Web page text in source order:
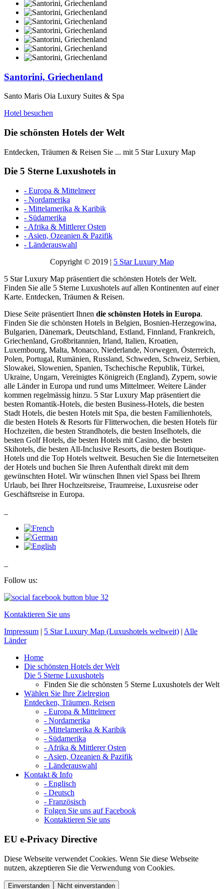
Santorini, Griechenland
Santo Maris Oia Luxury Suites & Spa
Hotel besuchen
Die schönsten Hotels der Welt
Entdecken, Träumen & Reisen Sie ... mit 5 Star Luxury Map
Die 5 Sterne Luxushotels in
- Europa & Mittelmeer
- Nordamerika
- Mittelamerika & Karibik
- Südamerika
- Afrika & Mittlerer Osten
- Asien, Ozeanien & Pazifik
- Länderauswahl
Copyright © 2019 | 5 Star Luxury Map
5 Star Luxury Map präsentiert die schönsten Hotels der Welt.
Finden Sie alle 5 Sterne Luxushotels auf allen Kontinenten auf einer
Karte. Entdecken, Träumen & Reisen.
Diese Seite präsentiert Ihnen die schönsten Hotels in Europa.
Finden Sie die schönsten Hotels in Belgien, Bosnien-Herzegowina,
Bulgarien, Dänemark, Deutschland, Estland, Finnland, Frankreich,
Griechenland, Großbritannien, Irland, Italien, Kroatien,
Luxembourg, Malta, Monaco, Niederlande, Norwegen, Österreich,
Polen, Portugal, Rumänien, Russland, Schweden, Schweiz, Serbien,
Slowakei, Slowenien, Spanien, Tschechische Republik, Türkei,
Ukraine, Ungarn, Vereinigtes Königreich (England), Zypern, sowie
alle Länder in Europa und rund ums Mittelmeer. Weitere Länder
kommen regelmässig hinzu. 5 Star Luxury Map präsentiert die
besten Romantik-Hotels, die besten Business-Hotels, die besten
Stadt Hotels, die besten Hotels mit Spa, die besten Familienhotels,
die besten Hotels & Resorts für Flitterwochen, die besten Hotels für
Hochzeiten, die besten Strandhotels, die besten Inselhotels, die
besten Golf Hotels, die besten Hotels mit Casino, die besten
Skihotels, die besten All-Inclusive Resorts, die besten Boutique-
Hotels und die Top Hotels weltweit. Besuchen Sie die Internetseiten
der Hotels und buchen Sie Ihren Aufenthalt direkt mit dem
gewünschten Hotel. Wir wünschen Ihnen viel Spass bei Ihrem
Urlaub, bei Ihrer Hochzeitsreise, Traumreise, Luxusreise oder
Geschäftsreise in Europa.
Follow us:
Kontaktieren Sie uns
Impressum | 5 Star Luxury Map (Luxushotels weltweit) | Alle
Länder
Home
Die schönsten Hotels der Welt
Die 5 Sterne Luxushotels
Finden Sie die schönsten 5 Sterne Luxushotels der Welt
Wählen Sie Ihre Zielregion
Entdecken, Träumen, Reisen
- Europa & Mittelmeer
- Nordamerika
- Mittelamerika & Karibik
- Südamerika
- Afrika & Mittlerer Osten
- Asien, Ozeanien & Pazifik
- Länderauswahl
Kontakt & Info
- Englisch
- Deutsch
- Französisch
Folgen Sie uns auf Facebook
Kontaktieren Sie uns
EU e-Privacy Directive
Diese Webseite verwendet Cookies. Wenn Sie diese Webseite
nutzen, akzeptieren Sie die Verwendung von Cookies.
Einverstanden Nicht einverstanden